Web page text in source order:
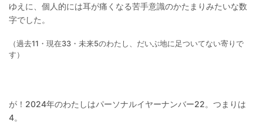
ゆえに、個人的には耳が痛くなる苦手意識のかたまりみたいな数
字でした。
（過去11・現在33・未来5のわたし、だいぶ地に足ついてない寄りで
す）
が！2024年のわたしはパーソナルイヤーナンバー22。つまりは
4。